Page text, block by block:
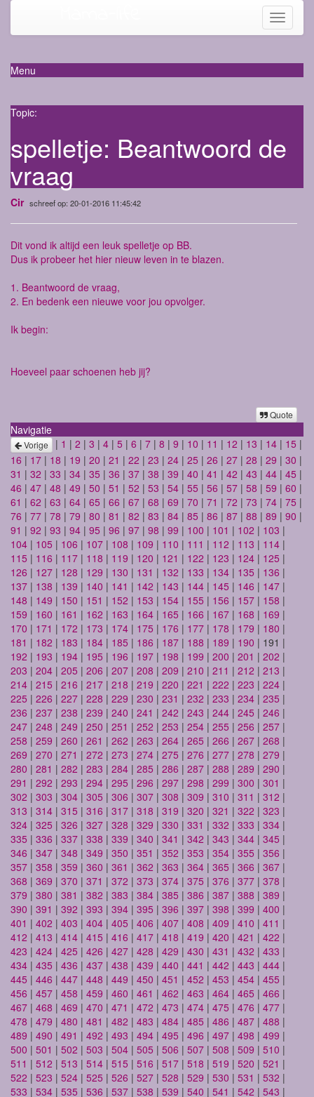
Toggle
Menu
Topic:
spelletje: Beantwoord de
vraag
Cir schreef op: 20-01-2016 11:45:42
Dit vond ik altijd een leuk spelletje op BB.
Dus ik probeer het hier nieuw leven in te blazen.
1. Beantwoord de vraag,
2. En bedenk een nieuwe voor jou opvolger.
Ik begin:
Hoeveel paar schoenen heb jij?
Quote
Navigatie
Vorige | 1 | 2 | 3 | 4 | 5 | 6 | 7 | 8 | 9 | 10 | 11 | 12 | 13 | 14 | 15 |
16 | 17 | 18 | 19 | 20 | 21 | 22 | 23 | 24 | 25 | 26 | 27 | 28 | 29 | 30 |
31 | 32 | 33 | 34 | 35 | 36 | 37 | 38 | 39 | 40 | 41 | 42 | 43 | 44 | 45 |
46 | 47 | 48 | 49 | 50 | 51 | 52 | 53 | 54 | 55 | 56 | 57 | 58 | 59 | 60 |
61 | 62 | 63 | 64 | 65 | 66 | 67 | 68 | 69 | 70 | 71 | 72 | 73 | 74 | 75 |
76 | 77 | 78 | 79 | 80 | 81 | 82 | 83 | 84 | 85 | 86 | 87 | 88 | 89 | 90 |
91 | 92 | 93 | 94 | 95 | 96 | 97 | 98 | 99 | 100 | 101 | 102 | 103 |
104 | 105 | 106 | 107 | 108 | 109 | 110 | 111 | 112 | 113 | 114 |
115 | 116 | 117 | 118 | 119 | 120 | 121 | 122 | 123 | 124 | 125 |
126 | 127 | 128 | 129 | 130 | 131 | 132 | 133 | 134 | 135 | 136 |
137 | 138 | 139 | 140 | 141 | 142 | 143 | 144 | 145 | 146 | 147 |
148 | 149 | 150 | 151 | 152 | 153 | 154 | 155 | 156 | 157 | 158 |
159 | 160 | 161 | 162 | 163 | 164 | 165 | 166 | 167 | 168 | 169 |
170 | 171 | 172 | 173 | 174 | 175 | 176 | 177 | 178 | 179 | 180 |
181 | 182 | 183 | 184 | 185 | 186 | 187 | 188 | 189 | 190 | 191 |
192 | 193 | 194 | 195 | 196 | 197 | 198 | 199 | 200 | 201 | 202 |
203 | 204 | 205 | 206 | 207 | 208 | 209 | 210 | 211 | 212 | 213 |
214 | 215 | 216 | 217 | 218 | 219 | 220 | 221 | 222 | 223 | 224 |
225 | 226 | 227 | 228 | 229 | 230 | 231 | 232 | 233 | 234 | 235 |
236 | 237 | 238 | 239 | 240 | 241 | 242 | 243 | 244 | 245 | 246 |
247 | 248 | 249 | 250 | 251 | 252 | 253 | 254 | 255 | 256 | 257 |
258 | 259 | 260 | 261 | 262 | 263 | 264 | 265 | 266 | 267 | 268 |
269 | 270 | 271 | 272 | 273 | 274 | 275 | 276 | 277 | 278 | 279 |
280 | 281 | 282 | 283 | 284 | 285 | 286 | 287 | 288 | 289 | 290 |
291 | 292 | 293 | 294 | 295 | 296 | 297 | 298 | 299 | 300 | 301 |
302 | 303 | 304 | 305 | 306 | 307 | 308 | 309 | 310 | 311 | 312 |
313 | 314 | 315 | 316 | 317 | 318 | 319 | 320 | 321 | 322 | 323 |
324 | 325 | 326 | 327 | 328 | 329 | 330 | 331 | 332 | 333 | 334 |
335 | 336 | 337 | 338 | 339 | 340 | 341 | 342 | 343 | 344 | 345 |
346 | 347 | 348 | 349 | 350 | 351 | 352 | 353 | 354 | 355 | 356 |
357 | 358 | 359 | 360 | 361 | 362 | 363 | 364 | 365 | 366 | 367 |
368 | 369 | 370 | 371 | 372 | 373 | 374 | 375 | 376 | 377 | 378 |
379 | 380 | 381 | 382 | 383 | 384 | 385 | 386 | 387 | 388 | 389 |
390 | 391 | 392 | 393 | 394 | 395 | 396 | 397 | 398 | 399 | 400 |
401 | 402 | 403 | 404 | 405 | 406 | 407 | 408 | 409 | 410 | 411 |
412 | 413 | 414 | 415 | 416 | 417 | 418 | 419 | 420 | 421 | 422 |
423 | 424 | 425 | 426 | 427 | 428 | 429 | 430 | 431 | 432 | 433 |
434 | 435 | 436 | 437 | 438 | 439 | 440 | 441 | 442 | 443 | 444 |
445 | 446 | 447 | 448 | 449 | 450 | 451 | 452 | 453 | 454 | 455 |
456 | 457 | 458 | 459 | 460 | 461 | 462 | 463 | 464 | 465 | 466 |
467 | 468 | 469 | 470 | 471 | 472 | 473 | 474 | 475 | 476 | 477 |
478 | 479 | 480 | 481 | 482 | 483 | 484 | 485 | 486 | 487 | 488 |
489 | 490 | 491 | 492 | 493 | 494 | 495 | 496 | 497 | 498 | 499 |
500 | 501 | 502 | 503 | 504 | 505 | 506 | 507 | 508 | 509 | 510 |
511 | 512 | 513 | 514 | 515 | 516 | 517 | 518 | 519 | 520 | 521 |
522 | 523 | 524 | 525 | 526 | 527 | 528 | 529 | 530 | 531 | 532 |
533 | 534 | 535 | 536 | 537 | 538 | 539 | 540 | 541 | 542 | 543 |